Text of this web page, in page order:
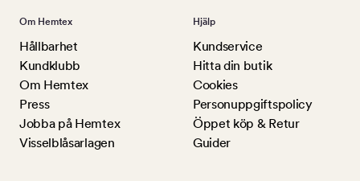
Om Hemtex
Hållbarhet
Kundklubb
Om Hemtex
Press
Jobba på Hemtex
Visselblåsarlagen
Hjälp
Kundservice
Hitta din butik
Cookies
Personuppgiftspolicy
Öppet köp & Retur
Guider